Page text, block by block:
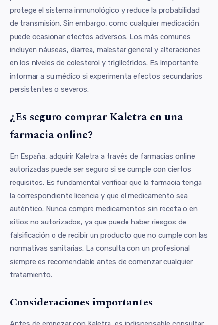
protege el sistema inmunológico y reduce la probabilidad
de transmisión. Sin embargo, como cualquier medicación,
puede ocasionar efectos adversos. Los más comunes
incluyen náuseas, diarrea, malestar general y alteraciones
en los niveles de colesterol y triglicéridos. Es importante
informar a su médico si experimenta efectos secundarios
persistentes o severos.
¿Es seguro comprar Kaletra en una
farmacia online?
En España, adquirir Kaletra a través de farmacias online
autorizadas puede ser seguro si se cumple con ciertos
requisitos. Es fundamental verificar que la farmacia tenga
la correspondiente licencia y que el medicamento sea
auténtico. Nunca compre medicamentos sin receta o en
sitios no autorizados, ya que puede haber riesgos de
falsificación o de recibir un producto que no cumple con las
normativas sanitarias. La consulta con un profesional
siempre es recomendable antes de comenzar cualquier
tratamiento.
Consideraciones importantes